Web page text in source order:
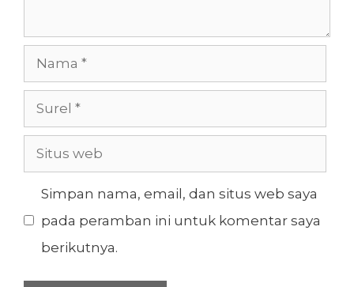
Nama
Surel
Situs
web
Simpan nama, email, dan situs web saya
pada peramban ini untuk komentar saya
berikutnya.